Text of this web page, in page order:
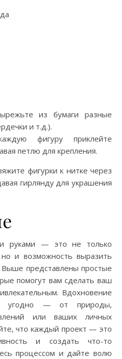
из бумаги разные
и т.д.).
фигуру приклейте
петлю для крепления.
фигурки к нитке через
гирлянду для украшения
руками — это не только
но и возможность выразить
представлены простые
помогут вам сделать ваш
Вдохновение
угодно — от природы,
или ваших личных
что каждый проект — это
и создать что-то
процессом и дайте волю